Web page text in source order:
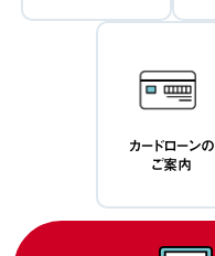
カードローンの
ご案内